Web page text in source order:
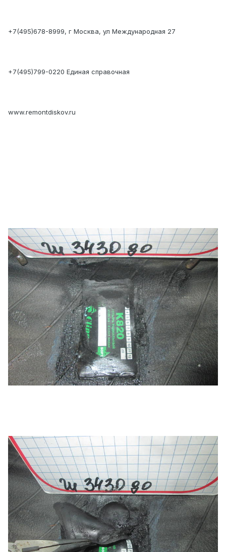
+7(495)678-8999, г Москва, ул Международная 27
+7(495)799-0220 Единая справочная
www.remontdiskov.ru